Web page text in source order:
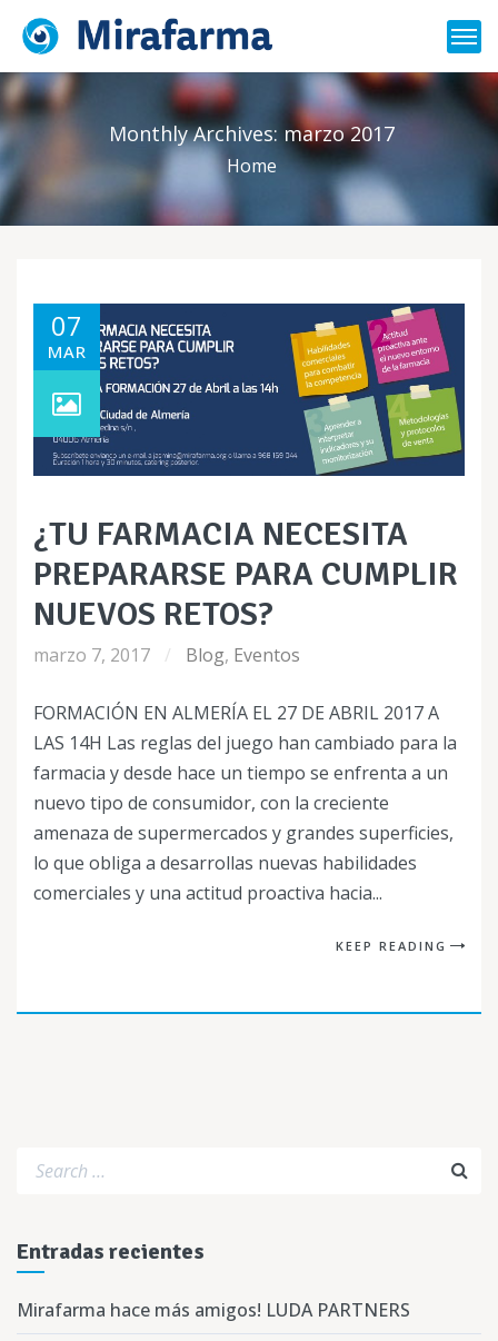
Monthly Archives: marzo 2017
Home
07
MAR
¿TU FARMACIA NECESITA
PREPARARSE PARA CUMPLIR
NUEVOS RETOS?
marzo 7, 2017 Blog, Eventos
FORMACIÓN EN ALMERÍA EL 27 DE ABRIL 2017 A
LAS 14H Las reglas del juego han cambiado para la
farmacia y desde hace un tiempo se enfrenta a un
nuevo tipo de consumidor, con la creciente
amenaza de supermercados y grandes superficies,
lo que obliga a desarrollas nuevas habilidades
comerciales y una actitud proactiva hacia...
KEEP READING
Entradas recientes
Mirafarma hace más amigos! LUDA PARTNERS